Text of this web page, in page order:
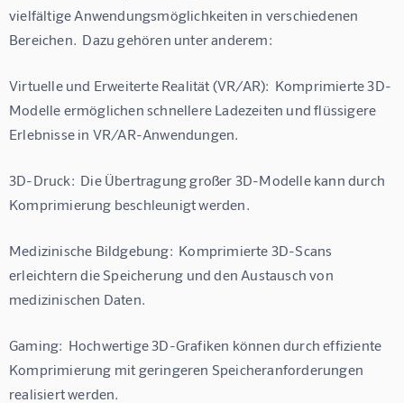
vielfältige Anwendungsmöglichkeiten in verschiedenen
Bereichen.  Dazu gehören unter anderem:
Virtuelle und Erweiterte Realität (VR/AR):  Komprimierte 3D-
Modelle ermöglichen schnellere Ladezeiten und flüssigere
Erlebnisse in VR/AR-Anwendungen.
3D-Druck:  Die Übertragung großer 3D-Modelle kann durch
Komprimierung beschleunigt werden.
Medizinische Bildgebung:  Komprimierte 3D-Scans
erleichtern die Speicherung und den Austausch von
medizinischen Daten.
Gaming:  Hochwertige 3D-Grafiken können durch effiziente
Komprimierung mit geringeren Speicheranforderungen
realisiert werden.